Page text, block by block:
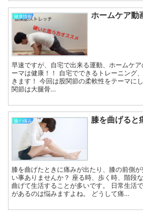
健康情報 ホームケア動
早速ですが、自宅で出来る運動、ホームケ
ーマは健康！！ 自宅でできるトレーニング
きます！ 今回は股関節の柔軟性をテーマに
関節は大腿骨…
膝の痛み 膝を曲げると
膝を曲げたときに痛みが出たり、膝の前側が
い事ありませんか？ 座る時、歩く時、階段
曲げて生活することが多いです。 日常生活
があるのは悩みますよね。 どうして痛…